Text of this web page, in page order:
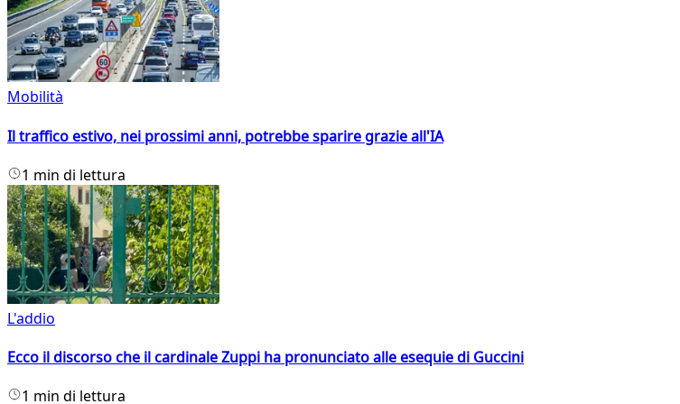
Mobilità
Il traffico estivo, nei prossimi anni, potrebbe sparire grazie all'IA
1 min di lettura
L'addio
Ecco il discorso che il cardinale Zuppi ha pronunciato alle esequie di Guccini
1 min di lettura